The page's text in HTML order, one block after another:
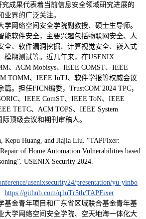
成果代表着当前信息安全领域研究进展的
界的广泛关注。
学网络空间安全学院副教授、硕士生导师。
能软件安全，主要兴趣包括物联网安全、人
全、软件漏洞挖掘、计算视觉安全、嵌入式
模糊测试等。近几年来，在USENIX
、ACM Mobisys、IEEE COMST、IEEE
TOMM、IEEE IoTJ、软件学报等权威会议
。担任FICN编委，TrustCOM’2024 TPC，
、IEEE ComST、IEEE ToN、IEEE
TETC、ACM TOPS、IEEE System
顶级会议和期刊审稿人。
Kepu Huang, and Jiajia Liu. “TAPFixer:
of Home Automation Vulnerabilities based
USENIX Security 2024.
usenixsecurity24/presentation/yu-yinbo
https://github.com/q1uTr5th/TAPFixer
基金青年项目和广东省区域联合基金青年基
大学网络空间安全学院、空天地海一体化大